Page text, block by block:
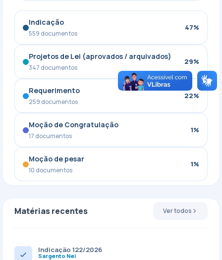
Indicação
559 documentos
47%
Projetos de Lei (aprovados / arquivados)
347 documentos
29%
Requerimento
259 documentos
22%
Moção de Congratulação
17 documentos
1%
Moção de pesar
10 documentos
1%
Matérias recentes Ver todos
Indicação 122/2026
Sargento Nei